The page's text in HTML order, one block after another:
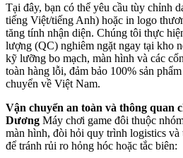
Tại đây, bạn có thể yêu cầu tùy chỉnh
tiếng Việt/tiếng Anh) hoặc in logo
tăng tính nhận diện. Chúng tôi thực
lượng (QC) nghiêm ngặt ngay tại kho
kỹ lưỡng bo mạch, màn hình và các
toàn hàng lỗi, đảm bảo 100% sản
chuyển về Việt Nam.
Vận chuyển an toàn và thông quan
Dương Máy chơi game đôi thuộc
màn hình, đòi hỏi quy trình logistics và
để tránh rủi ro hỏng hóc hoặc tắc biên: